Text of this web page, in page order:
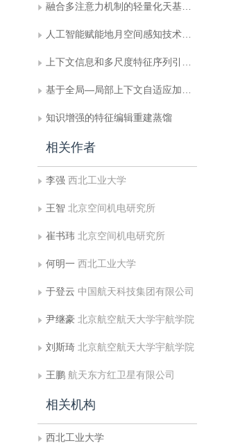
融合多注意力机制的轻量化天基遥感目标检测算法
人工智能赋能地月空间感知技术现状及展望
上下文信息和多尺度特征序列引导的遥感图像检测
基于全局—局部上下文自适应加权融合的红外飞机检测算法
知识增强的特征编辑重建蒸馏
相关作者
李强 西北工业大学
王智 北京空间机电研究所
崔书玮 北京空间机电研究所
何明一 西北工业大学
于登云 中国航天科技集团有限公司
尹继豪 北京航空航天大学宇航学院
刘斯琦 北京航空航天大学宇航学院
王鹏 航天东方红卫星有限公司
相关机构
西北工业大学